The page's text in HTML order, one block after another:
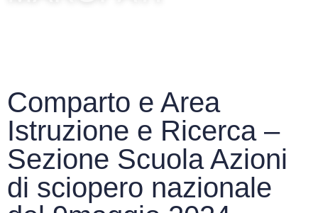
Comparto e Area
Istruzione e Ricerca –
Sezione Scuola Azioni
di sciopero nazionale